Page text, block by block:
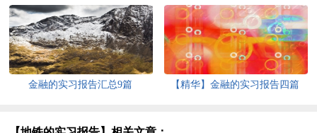
金融的实习报告汇总9篇 【精华】金融的实习报告四篇